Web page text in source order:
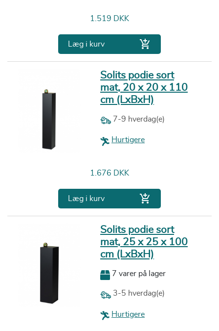
Pris
1.519 DKK
Læg i kurv 
Solits podie sort
mat, 20 x 20 x 110
cm (LxBxH)
7-9 hverdag(e)
Hurtigere
Pris
1.676 DKK
Læg i kurv 
Solits podie sort
mat, 25 x 25 x 100
cm (LxBxH)
7 varer på lager
3-5 hverdag(e)
Hurtigere